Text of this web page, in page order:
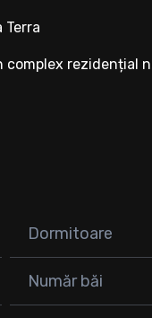
Terra
rezidențial
Dormitoare
Număr băi